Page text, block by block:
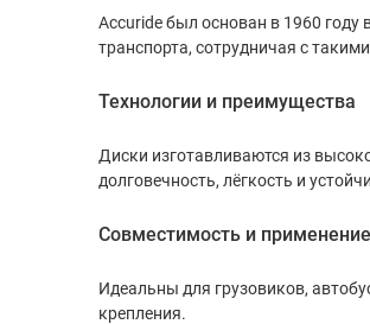
Accuride был основан в 1960
транспорта, сотрудничая с
Технологии и преимущества
Диски изготавливаются из
долговечность, лёгкость и
Совместимость и применение
Идеальны для грузовиков,
крепления.